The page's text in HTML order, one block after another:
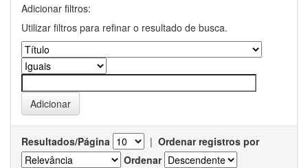
Adicionar filtros:
Utilizar filtros para refinar o resultado de busca.
Resultados/Página | Ordenar registros por
Ordenar